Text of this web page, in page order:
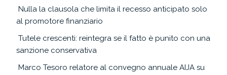
Nulla la clausola che limita il recesso anticipato solo
al promotore finanziario
Tutele crescenti: reintegra se il fatto è punito con una
sanzione conservativa
Marco Tesoro relatore al convegno annuale AIJA su